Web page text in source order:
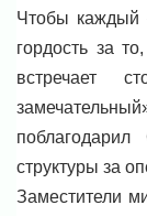
Чтобы каждый
гордость за
встречает
структуры за
Заместители